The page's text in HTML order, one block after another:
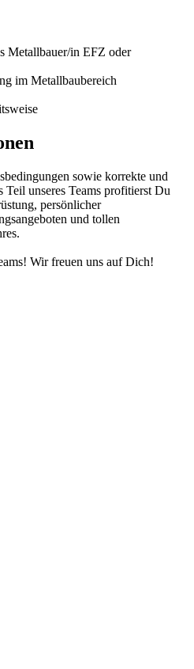
Metallbauer/in EFZ oder
im Metallbaubereich
sowie korrekte und
unseres Teams profitierst Du
persönlicher
und tollen
Wir freuen uns auf Dich!